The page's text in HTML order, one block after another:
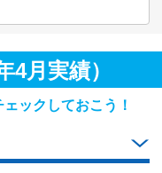
4月実績）
ックしておこう！